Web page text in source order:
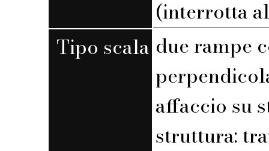
(interrotta
Tipo scala due rampe
affaccio su
struttura: